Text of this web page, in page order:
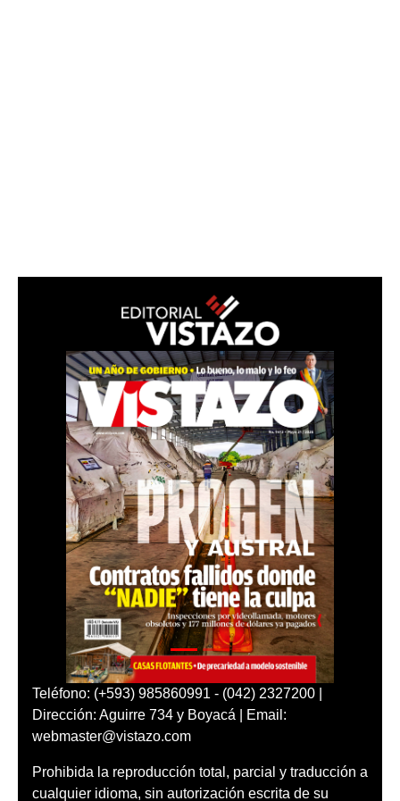
Teléfono: (+593) 985860991 - (042) 2327200 |
Dirección: Aguirre 734 y Boyacá | Email:
webmaster@vistazo.com
Prohibida la reproducción total, parcial y traducción a
cualquier idioma, sin autorización escrita de su